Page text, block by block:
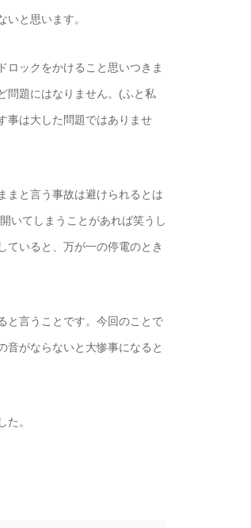
と思います。
ロックをかけること思いつきま
問題にはなりません。(ふと私
事は大した問題ではありませ
まと言う事故は避けられるとは
いてしまうことがあれば笑うし
ていると、万が一の停電のとき
と言うことです。今回のことで
音がならないと大惨事になると
。